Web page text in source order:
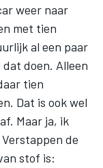
weer naar
met tien
al een paar
doen. Alleen
tien
Dat is ook wel
Maar ja, ik
de
stof is: